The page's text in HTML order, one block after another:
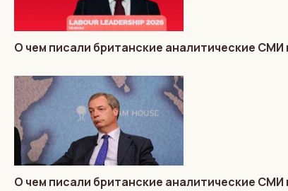
О чем писали британские аналитические СМИ
О чем писали британские аналитические СМИ